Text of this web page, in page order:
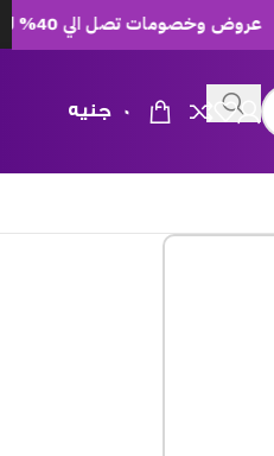
عروض وخصومات تصل الي 40% لفترة محدودة
0 جنيه